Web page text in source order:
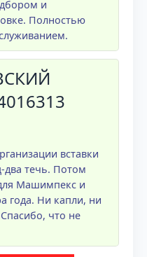
и
Полностью
вставки
течь. Потом
Машимпекс и
года. Ни капли, ни
что не